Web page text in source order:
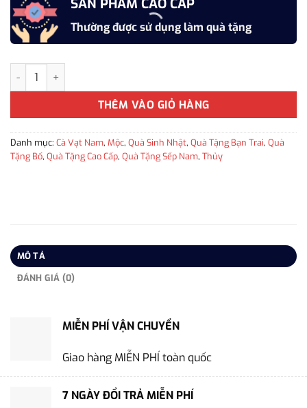
SẢN PHẨM CAO CẤP
Thường được sử dụng làm quà tặng
Cà vạt vải lụa thời trang phong cách doanh nhân CVL-WD07 số
THÊM VÀO GIỎ HÀNG
Danh mục: Cà Vạt Nam, Mộc, Quà Sinh Nhật, Quà Tặng Bạn Trai, Quà
Tặng Bố, Quà Tặng Cao Cấp, Quà Tặng Sếp Nam, Thủy
MÔ TẢ
ĐÁNH GIÁ (0)
MIỄN PHÍ VẬN CHUYỂN
Giao hàng MIỄN PHÍ toàn quốc
7 NGÀY ĐỔI TRẢ MIỄN PHÍ